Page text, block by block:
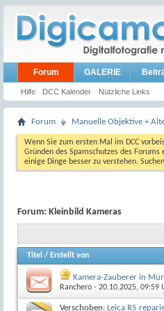
Forum
Hilfe DCC Kalender Nützliche Links
GALERIE
Forum Manuelle Objektive +
Wenn Sie zum ersten Mal im DCC
Gründen des Spamschutzes des
einige Dinge besser zu verstehen.
Forum: Kleinbild Kameras
Titel / Erstellt von
Kamera-Zauberer in
Ranchero - 20.10.2025, 09:59
Verschoben: Leica R5